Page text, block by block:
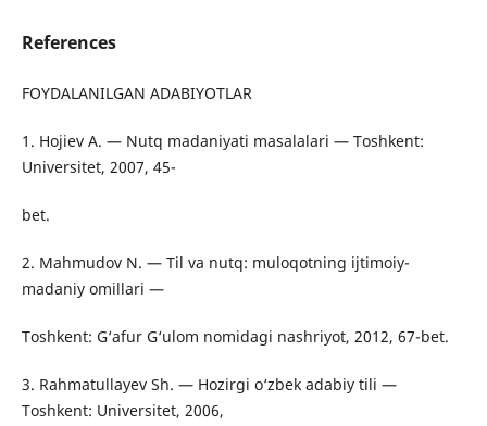
References
FOYDALANILGAN ADABIYOTLAR
1. Hojiev A. — Nutq madaniyati masalalari — Toshkent:
Universitet, 2007, 45-
bet.
2. Mahmudov N. — Til va nutq: muloqotning ijtimoiy-
madaniy omillari —
Toshkent: G‘afur G‘ulom nomidagi nashriyot, 2012, 67-bet.
3. Rahmatullayev Sh. — Hozirgi o‘zbek adabiy tili —
Toshkent: Universitet, 2006,